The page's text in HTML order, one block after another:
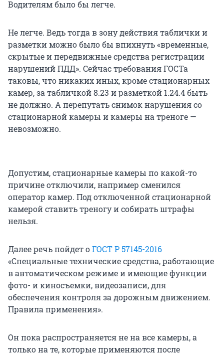
Водителям было бы легче.
Не легче. Ведь тогда в зону действия таблички и
разметки можно было бы впихнуть «временные,
скрытые и передвижные средства регистрации
нарушений ПДД». Сейчас требования ГОСТа
таковы, что никаких иных, кроме стационарных
камер, за табличкой 8.23 и разметкой 1.24.4 быть
не должно. А перепутать снимок нарушения со
стационарной камеры и камеры на треноге —
невозможно.
Допустим, стационарные камеры по какой-то
причине отключили, например сменился
оператор камер. Под отключенной стационарной
камерой ставить треногу и собирать штрафы
нельзя.
Далее речь пойдет оГОСТ Р 57145-2016
«Специальные технические средства, работающие
в автоматическом режиме и имеющие функции
фото- и киносъемки, видеозаписи, для
обеспечения контроля за дорожным движением.
Правила применения».
Он пока распространяется не на все камеры, а
только на те, которые применяются после